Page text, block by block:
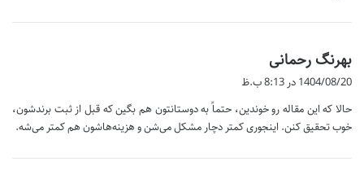
بهرنگ رحمانی
ف
:
1404/08/20 در 8:13 ب.ظ
حالا که این مقاله رو خوندین، حتماً به دوستانتون هم بگین که قبل از ثبت برندشون،
خوب تحقیق کنن. اینجوری کمتر دچار مشکل می‌شن و هزینه‌هاشون هم کمتر می‌شه.